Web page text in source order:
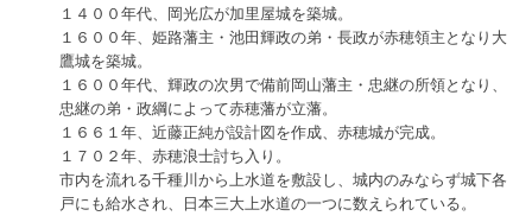
１４００年代、岡光広が加里屋城を築城。
１６００年、姫路藩主・池田輝政の弟・長政が赤穂領主となり大
鷹城を築城。
１６００年代、輝政の次男で備前岡山藩主・忠継の所領となり、
忠継の弟・政綱によって赤穂藩が立藩。
１６６１年、近藤正純が設計図を作成、赤穂城が完成。
１７０２年、赤穂浪士討ち入り。
市内を流れる千種川から上水道を敷設し、城内のみならず城下各
戸にも給水され、日本三大上水道の一つに数えられている。